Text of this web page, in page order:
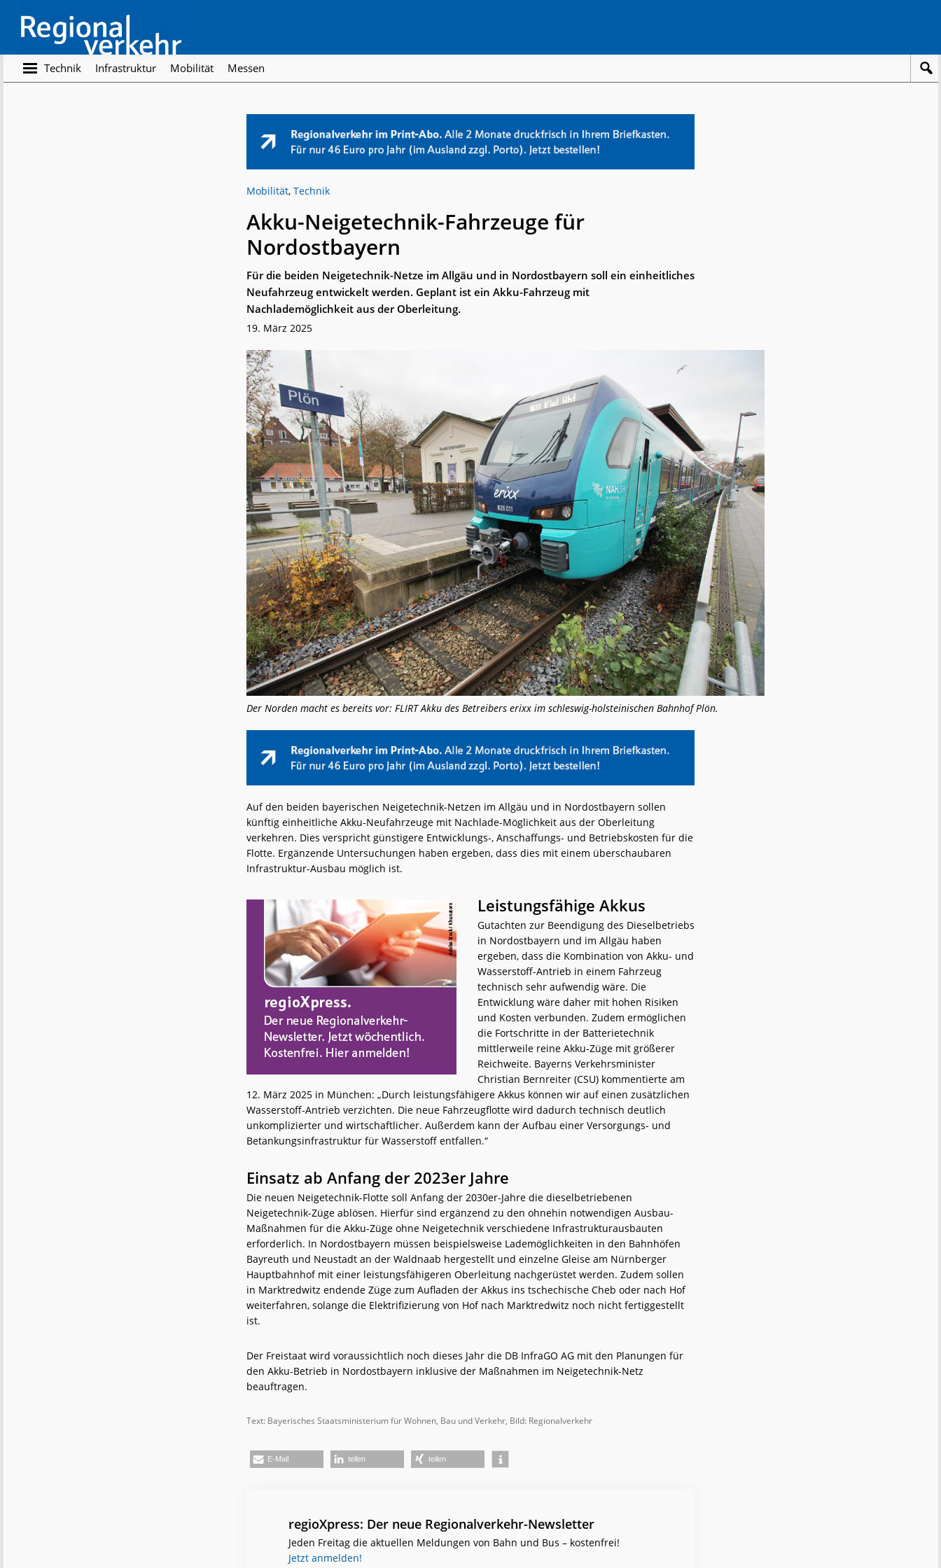
main
content
footer
Regionalverkehr
Die
Fachzeitschrift
Technik Infrastruktur Mobilität Messen
Mobilität, Technik
Akku-Neigetechnik-Fahrzeuge für
Nordostbayern
Für die beiden Neigetechnik-Netze im Allgäu und in Nordostbayern soll ein einheitliches
Neufahrzeug entwickelt werden. Geplant ist ein Akku-Fahrzeug mit
Nachlademöglichkeit aus der Oberleitung.
19. März 2025
Der Norden macht es bereits vor: FLIRT Akku des Betreibers erixx im schleswig-holsteinischen Bahnhof Plön.
Auf den beiden bayerischen Neigetechnik-Netzen im Allgäu und in Nordostbayern sollen
künftig einheitliche Akku-Neufahrzeuge mit Nachlade-Möglichkeit aus der Oberleitung
verkehren. Dies verspricht günstigere Entwicklungs-, Anschaffungs- und Betriebskosten für die
Flotte. Ergänzende Untersuchungen haben ergeben, dass dies mit einem überschaubaren
Infrastruktur-Ausbau möglich ist.
Leistungsfähige Akkus
Gutachten zur Beendigung des Dieselbetriebs
in Nordostbayern und im Allgäu haben
ergeben, dass die Kombination von Akku- und
Wasserstoff-Antrieb in einem Fahrzeug
technisch sehr aufwendig wäre. Die
Entwicklung wäre daher mit hohen Risiken
und Kosten verbunden. Zudem ermöglichen
die Fortschritte in der Batterietechnik
mittlerweile reine Akku-Züge mit größerer
Reichweite. Bayerns Verkehrsminister
Christian Bernreiter (CSU) kommentierte am
12. März 2025 in München: „Durch leistungsfähigere Akkus können wir auf einen zusätzlichen
Wasserstoff-Antrieb verzichten. Die neue Fahrzeugflotte wird dadurch technisch deutlich
unkomplizierter und wirtschaftlicher. Außerdem kann der Aufbau einer Versorgungs- und
Betankungsinfrastruktur für Wasserstoff entfallen.“
Einsatz ab Anfang der 2023er Jahre
Die neuen Neigetechnik-Flotte soll Anfang der 2030er-Jahre die dieselbetriebenen
Neigetechnik-Züge ablösen. Hierfür sind ergänzend zu den ohnehin notwendigen Ausbau-
Maßnahmen für die Akku-Züge ohne Neigetechnik verschiedene Infrastrukturausbauten
erforderlich. In Nordostbayern müssen beispielsweise Lademöglichkeiten in den Bahnhöfen
Bayreuth und Neustadt an der Waldnaab hergestellt und einzelne Gleise am Nürnberger
Hauptbahnhof mit einer leistungsfähigeren Oberleitung nachgerüstet werden. Zudem sollen
in Marktredwitz endende Züge zum Aufladen der Akkus ins tschechische Cheb oder nach Hof
weiterfahren, solange die Elektrifizierung von Hof nach Marktredwitz noch nicht fertiggestellt
ist.
Der Freistaat wird voraussichtlich noch dieses Jahr die DB InfraGO AG mit den Planungen für
den Akku-Betrieb in Nordostbayern inklusive der Maßnahmen im Neigetechnik-Netz
beauftragen.
Text: Bayerisches Staatsministerium für Wohnen, Bau und Verkehr, Bild: Regionalverkehr
E-Mail teilen teilen
regioXpress: Der neue Regionalverkehr-Newsletter
Jeden Freitag die aktuellen Meldungen von Bahn und Bus – kostenfrei!
Jetzt anmelden!